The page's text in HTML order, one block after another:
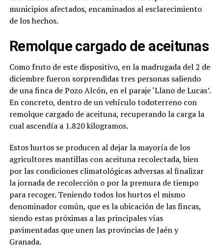
municipios afectados, encaminados al esclarecimiento
de los hechos.
Remolque cargado de aceitunas
Como fruto de este dispositivo, en la madrugada del 2 de
diciembre fueron sorprendidas tres personas saliendo
de una finca de Pozo Alcón, en el paraje ‘Llano de Lucas’.
En concreto, dentro de un vehículo todoterreno con
remolque cargado de aceituna, recuperando la carga la
cual ascendía a 1.820 kilogramos.
Estos hurtos se producen al dejar la mayoría de los
agricultores mantillas con aceituna recolectada, bien
por las condiciones climatológicas adversas al finalizar
la jornada de recolección o por la premura de tiempo
para recoger. Teniendo todos los hurtos el mismo
denominador común, que es la ubicación de las fincas,
siendo estas próximas a las principales vías
pavimentadas que unen las provincias de Jaén y
Granada.